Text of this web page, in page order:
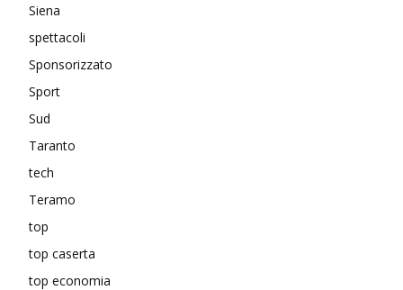
Siena
spettacoli
Sponsorizzato
Sport
Sud
Taranto
tech
Teramo
top
top caserta
top economia